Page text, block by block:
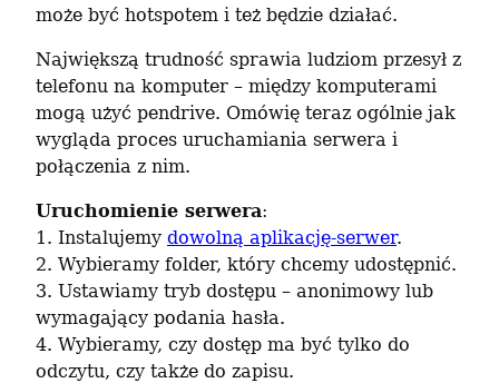
może być hotspotem i też będzie działać.
Największą trudność sprawia ludziom przesył z
telefonu na komputer – między komputerami
mogą użyć pendrive. Omówię teraz ogólnie jak
wygląda proces uruchamiania serwera i
połączenia z nim.
Uruchomienie serwera:
1. Instalujemy dowolną aplikację-serwer.
2. Wybieramy folder, który chcemy udostępnić.
3. Ustawiamy tryb dostępu – anonimowy lub
wymagający podania hasła.
4. Wybieramy, czy dostęp ma być tylko do
odczytu, czy także do zapisu.